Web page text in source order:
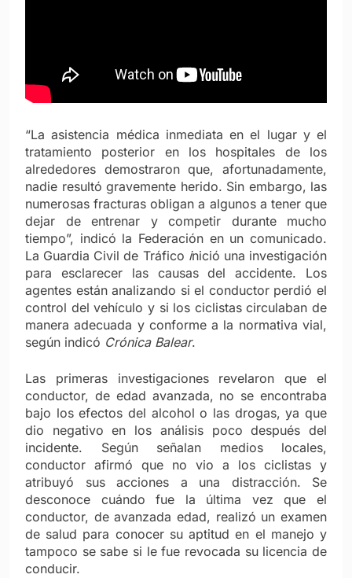
“La asistencia médica inmediata en el lugar y el
tratamiento posterior en los hospitales de los
alrededores demostraron que, afortunadamente,
nadie resultó gravemente herido. Sin embargo, las
numerosas fracturas obligan a algunos a tener que
dejar de entrenar y competir durante mucho
tiempo”, indicó la Federación en un comunicado.
La Guardia Civil de Tráfico inició una investigación
para esclarecer las causas del accidente. Los
agentes están analizando si el conductor perdió el
control del vehículo y si los ciclistas circulaban de
manera adecuada y conforme a la normativa vial,
según indicó Crónica Balear.
Las primeras investigaciones revelaron que el
conductor, de edad avanzada, no se encontraba
bajo los efectos del alcohol o las drogas, ya que
dio negativo en los análisis poco después del
incidente. Según señalan medios locales,
conductor afirmó que no vio a los ciclistas y
atribuyó sus acciones a una distracción. Se
desconoce cuándo fue la última vez que el
conductor, de avanzada edad, realizó un examen
de salud para conocer su aptitud en el manejo y
tampoco se sabe si le fue revocada su licencia de
conducir.